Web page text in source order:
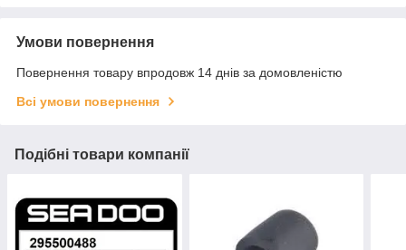
Умови повернення
Повернення товару впродовж 14 днів за домовленістю
Всі умови повернення
Подібні товари компанії